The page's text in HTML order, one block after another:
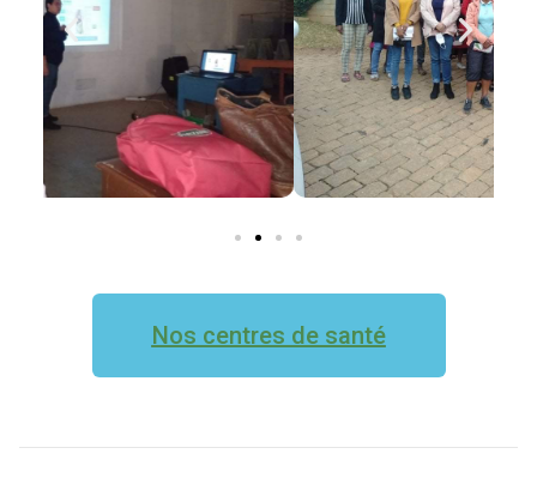
Nos centres de santé